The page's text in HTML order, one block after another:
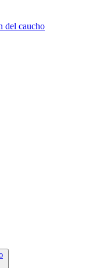
del caucho